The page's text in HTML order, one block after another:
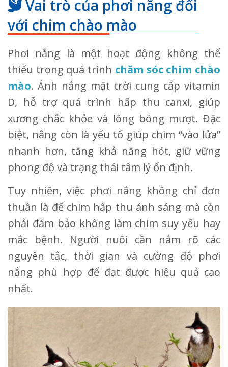
Vai trò của phơi nắng đối
với chim chào mào
Phơi nắng là một hoạt động không thể
thiếu trong quá trình chăm sóc chim chào
mào. Ánh nắng mặt trời cung cấp vitamin
D, hỗ trợ quá trình hấp thu canxi, giúp
xương chắc khỏe và lông bóng mượt. Đặc
biệt, nắng còn là yếu tố giúp chim “vào lửa”
nhanh hơn, tăng khả năng hót, giữ vững
phong độ và trạng thái tâm lý ổn định.
Tuy nhiên, việc phơi nắng không chỉ đơn
thuần là để chim hấp thu ánh sáng mà còn
phải đảm bảo không làm chim suy yếu hay
mắc bệnh. Người nuôi cần nắm rõ các
nguyên tắc, thời gian và cường độ phơi
nắng phù hợp để đạt được hiệu quả cao
nhất.